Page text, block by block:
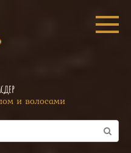
и волосами